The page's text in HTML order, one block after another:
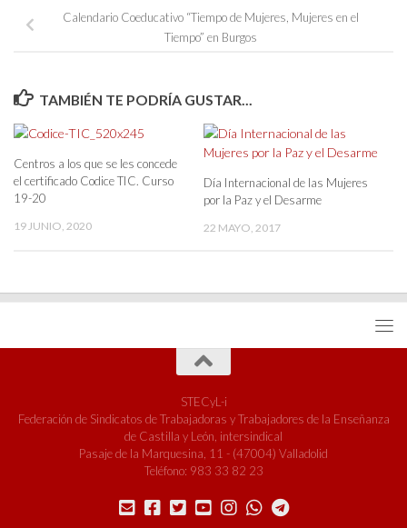
Calendario Coeducativo “Tiempo de Mujeres, Mujeres en el
Tiempo” en Burgos
TAMBIÉN TE PODRÍA GUSTAR...
Centros a los que se les concede
el certificado Codice TIC. Curso
19-20
19 JUNIO, 2020
Día Internacional de las Mujeres
por la Paz y el Desarme
22 MAYO, 2017
STECyL-i
Federación de Sindicatos de Trabajadoras y Trabajadores de la Enseñanza
de Castilla y León, intersindical
Pasaje de la Marquesina, 11 - (47004) Valladolid
Teléfono: 983 33 82 23